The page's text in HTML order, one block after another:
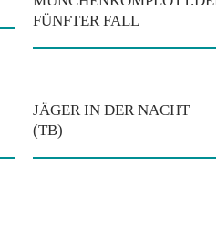
FÜNFTER FALL
JÄGER IN DER NACHT
(TB)